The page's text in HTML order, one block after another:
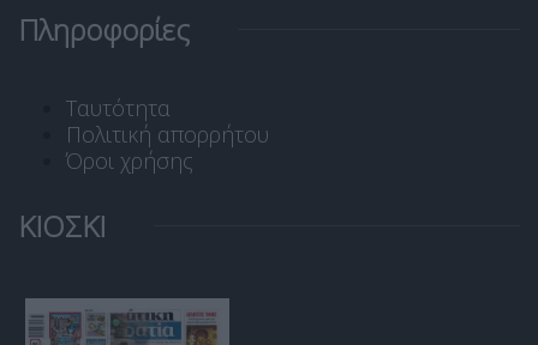
Πληροφορίες
Ταυτότητα
Πολιτική απορρήτου
Όροι χρήσης
ΚΙΟΣΚΙ